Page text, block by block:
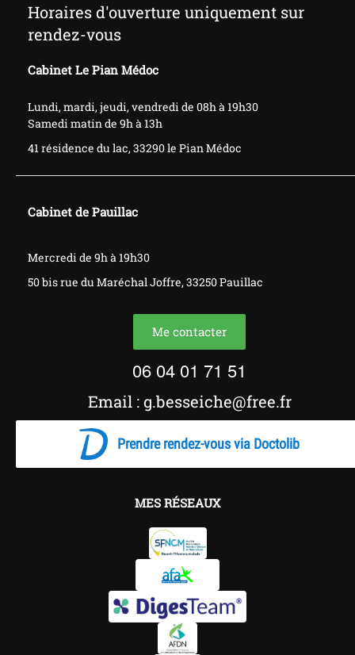
Horaires d'ouverture uniquement sur
rendez-vous
Cabinet Le Pian Médoc
Lundi, mardi, jeudi, vendredi de 08h à 19h30
Samedi matin de 9h à 13h
41 résidence du lac, 33290 le Pian Médoc
Cabinet de Pauillac
​​​​​Mercredi de 9h à 19h30
50 bis rue du Maréchal Joffre, 33250 Pauillac
Me contacter
06 04 01 71 51
Email : g.besseiche@free.fr
Prendre rendez-vous via Doctolib
MES RÉSEAUX